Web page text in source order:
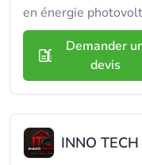
en énergie
Demander
devis
INNO